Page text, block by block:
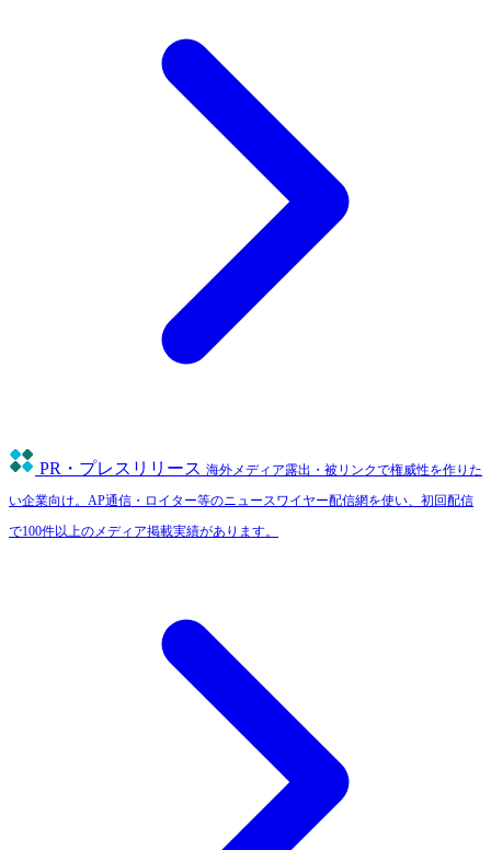
PR・プレスリリース 海外メディア露出・被リンクで権威性を作りた
い企業向け。AP通信・ロイター等のニュースワイヤー配信網を使い、初回配信
で100件以上のメディア掲載実績があります。